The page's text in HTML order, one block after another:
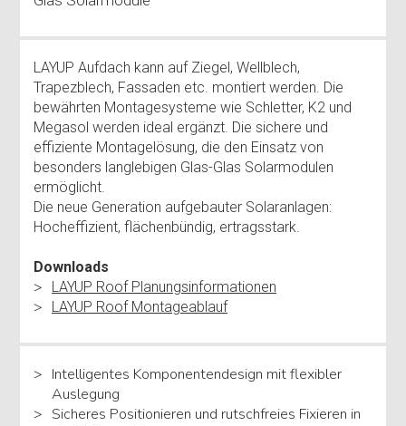
LAYUP Aufdach kann auf Ziegel, Wellblech,
Trapezblech, Fassaden etc. montiert werden. Die
bewährten Montagesysteme wie Schletter, K2 und
Megasol werden ideal ergänzt. Die sichere und
effiziente Montagelösung, die den Einsatz von
besonders langlebigen Glas-Glas Solarmodulen
ermöglicht.
Die neue Generation aufgebauter Solaranlagen:
Hocheffizient, flächenbündig, ertragsstark.
Downloads
LAYUP Roof Planungsinformationen
LAYUP Roof Montageablauf
Intelligentes Komponentendesign mit flexibler
Auslegung
Sicheres Positionieren und rutschfreies Fixieren in